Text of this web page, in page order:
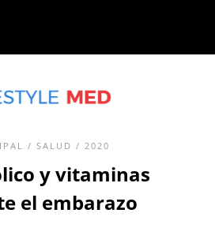
/ SALUD / 2020
y vitaminas
el embarazo